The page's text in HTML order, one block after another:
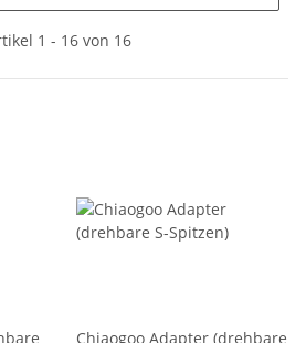
1 - 16 von 16
Chiaogoo Adapter (drehbare